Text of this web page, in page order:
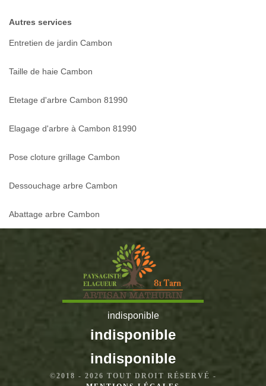
Autres services
Entretien de jardin Cambon
Taille de haie Cambon
Etetage d'arbre Cambon 81990
Elagage d'arbre à Cambon 81990
Pose cloture grillage Cambon
Dessouchage arbre Cambon
Abattage arbre Cambon
indisponible
indisponible
indisponible
©2018 - 2026 TOUT DROIT RÉSERVÉ -